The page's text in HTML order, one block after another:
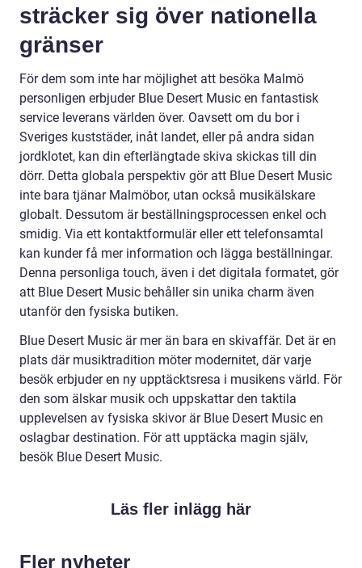
sträcker sig över nationella
gränser
För dem som inte har möjlighet att besöka Malmö
personligen erbjuder Blue Desert Music en fantastisk
service leverans världen över. Oavsett om du bor i
Sveriges kuststäder, inåt landet, eller på andra sidan
jordklotet, kan din efterlängtade skiva skickas till din
dörr. Detta globala perspektiv gör att Blue Desert Music
inte bara tjänar Malmöbor, utan också musikälskare
globalt. Dessutom är beställningsprocessen enkel och
smidig. Via ett kontaktformulär eller ett telefonsamtal
kan kunder få mer information och lägga beställningar.
Denna personliga touch, även i det digitala formatet, gör
att Blue Desert Music behåller sin unika charm även
utanför den fysiska butiken.
Blue Desert Music är mer än bara en skivaffär. Det är en
plats där musiktradition möter modernitet, där varje
besök erbjuder en ny upptäcktsresa i musikens värld. För
den som älskar musik och uppskattar den taktila
upplevelsen av fysiska skivor är Blue Desert Music en
oslagbar destination. För att upptäcka magin själv,
besök Blue Desert Music.
Läs fler inlägg här
Fler nyheter